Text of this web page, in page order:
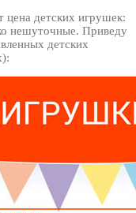
цена детских игрушек:
нешуточные. Приведу
детских